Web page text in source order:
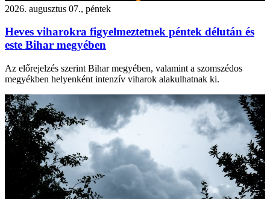
2026. augusztus 07., péntek
Heves viharokra figyelmeztetnek péntek délután és
este Bihar megyében
Az előrejelzés szerint Bihar megyében, valamint a szomszédos
megyékben helyenként intenzív viharok alakulhatnak ki.